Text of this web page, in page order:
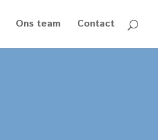
Ons team Contact